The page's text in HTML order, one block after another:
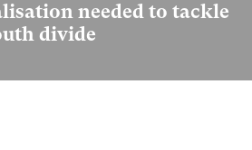
needed to tackle
divide